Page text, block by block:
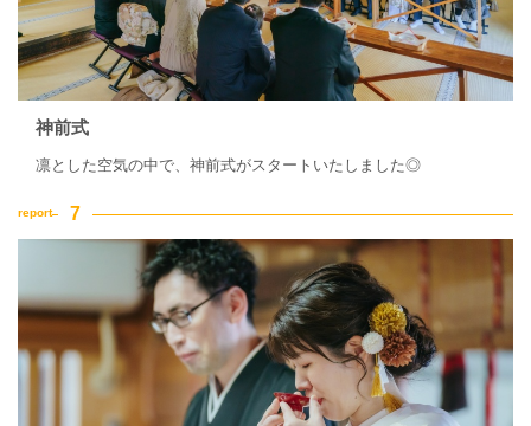
神前式
凛とした空気の中で、神前式がスタートいたしました◎